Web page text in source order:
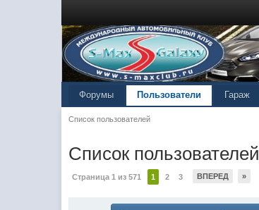
Форумы Пользователи Гараж
Список пользователей
Список пользователей
Страница 1 из 571 1 2 3 ВПЕРЕД »